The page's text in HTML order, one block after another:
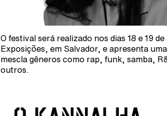
O festival será realizado nos dias 18 e 19
Exposições, em Salvador, e apresenta
mescla gêneros como rap, funk, samba,
outros.